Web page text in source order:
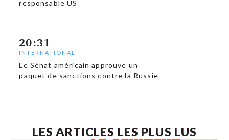
responsable US
20:31
INTERNATIONAL
Le Sénat américain approuve un
paquet de sanctions contre la Russie
LES ARTICLES LES PLUS LUS